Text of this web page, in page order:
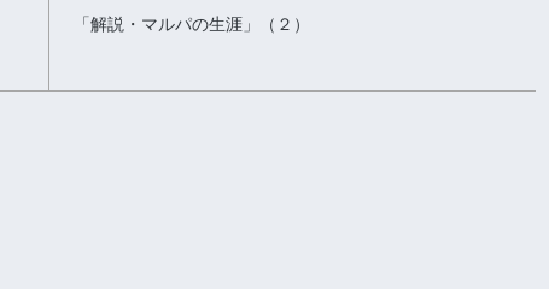
「解説・マルパの生涯」（２）